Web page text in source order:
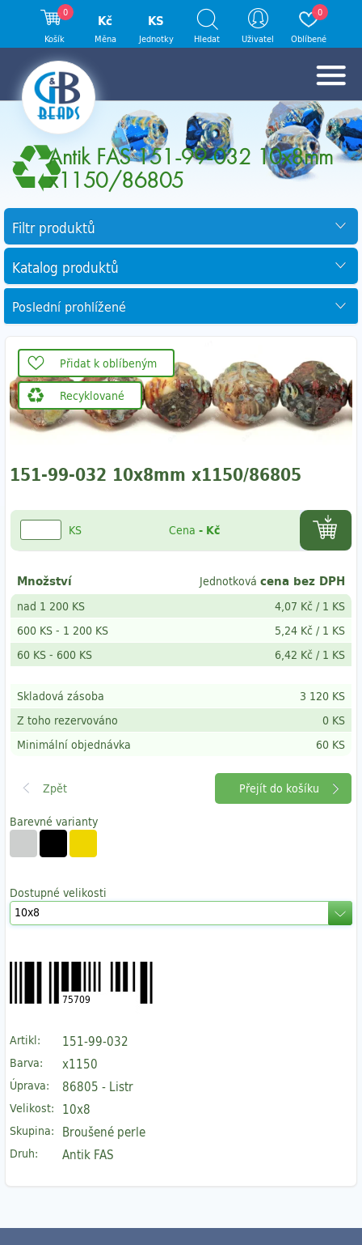
Antik FAS 151-99-032 10x8mm
x1150/86805
Filtr produktů
Katalog produktů
Poslední prohlížené
Přidat k oblíbeným
Recyklované
151-99-032 10x8mm x1150/86805
Barevné varianty
Dostupné velikosti
75709
Artikl: 151-99-032
Barva: x1150
Úprava: 86805 - Listr
Velikost: 10x8
Skupina: Broušené perle
Druh: Antik FAS
KS Cena - Kč
Množství Jednotková cena bez DPH
nad 1 200 KS 4,07 Kč / 1 KS
600 KS- 1 200 KS 5,24 Kč / 1 KS
60 KS- 600 KS 6,42 Kč / 1 KS
Skladová zásoba
3 120 KS
Z toho rezervováno
0 KS
Minimální objednávka
60 KS
Přejít do košíku
0
Košík
Kč
Měna
KS
Jednotky Hledat Uživatel
0
Oblíbené